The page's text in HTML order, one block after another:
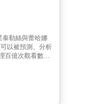
者所需的實用和
何規模的企
Matlins），
法去做。」——
出發、帶你看
泰勒絲與蕾哈娜
以被預測、分析
百億次觀看數的
與趣味，製作出
予你一套有跡
立起穩定增長的